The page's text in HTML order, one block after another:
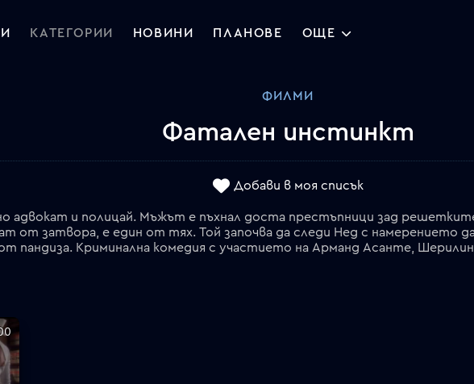
КАТЕГОРИИ НОВИНИ ПЛАНОВЕ ОЩЕ
ФИЛМИ
Фатален инстинкт
Добави в моя списък
адвокат и полицай. Мъжът е пъхнал доста престъпници зад
от затвора, е един от тях. Той започва да следи Нед с намерението
пандиза. Криминална комедия с участието на Арманд Асанте,